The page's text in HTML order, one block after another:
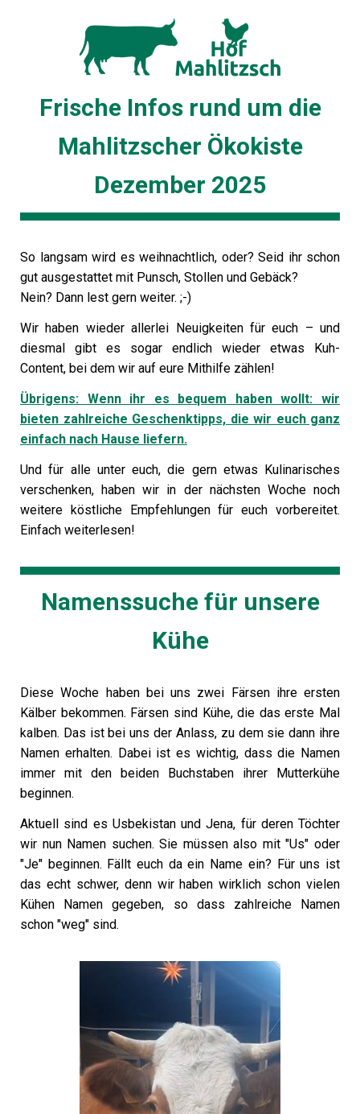
Frische Infos rund um die
Mahlitzscher Ökokiste
Dezember 2025
So langsam wird es weihnachtlich, oder? Seid ihr schon
gut ausgestattet mit Punsch, Stollen und Gebäck?
Nein? Dann lest gern weiter. ;-)
Wir haben wieder allerlei Neuigkeiten für euch – und
diesmal gibt es sogar endlich wieder etwas Kuh-
Content, bei dem wir auf eure Mithilfe zählen!
Übrigens: Wenn ihr es bequem haben wollt: wir
bieten zahlreiche Geschenktipps, die wir euch ganz
einfach nach Hause liefern.
Und für alle unter euch, die gern etwas Kulinarisches
verschenken, haben wir in der nächsten Woche noch
weitere köstliche Empfehlungen für euch vorbereitet.
Einfach weiterlesen!
Namenssuche für unsere
Kühe
Diese Woche haben bei uns zwei Färsen ihre ersten
Kälber bekommen. Färsen sind Kühe, die das erste Mal
kalben. Das ist bei uns der Anlass, zu dem sie dann ihre
Namen erhalten. Dabei ist es wichtig, dass die Namen
immer mit den beiden Buchstaben ihrer Mutterkühe
beginnen.
Aktuell sind es Usbekistan und Jena, für deren Töchter
wir nun Namen suchen. Sie müssen also mit "Us" oder
"Je" beginnen. Fällt euch da ein Name ein? Für uns ist
das echt schwer, denn wir haben wirklich schon vielen
Kühen Namen gegeben, so dass zahlreiche Namen
schon "weg" sind.